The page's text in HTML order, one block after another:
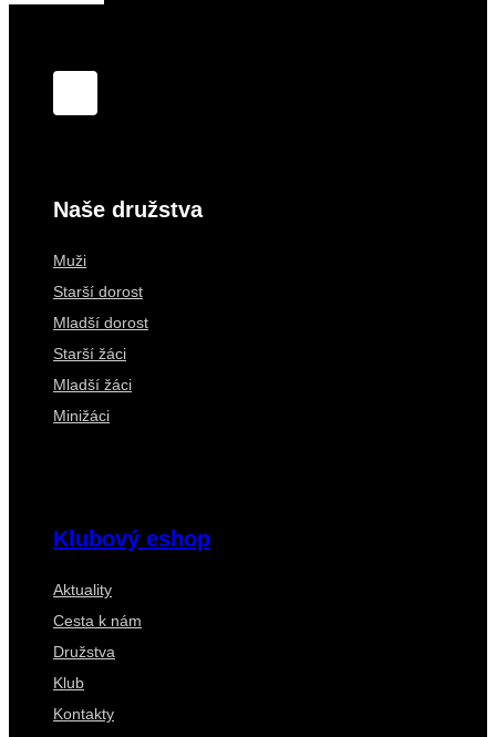
Naše družstva
Muži
Starší dorost
Mladší dorost
Starší žáci
Mladší žáci
Minižáci
Klubový eshop
Aktuality
Cesta k nám
Družstva
Klub
Kontakty